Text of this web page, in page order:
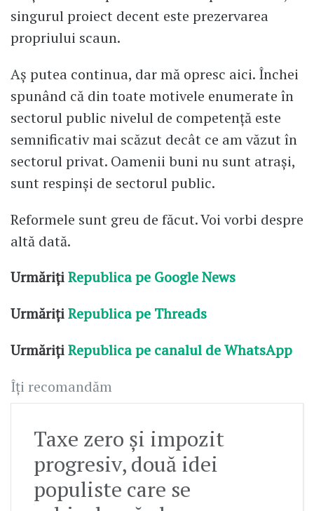
singurul proiect decent este prezervarea
propriului scaun.
Aș putea continua, dar mă opresc aici. Închei
spunând că din toate motivele enumerate în
sectorul public nivelul de competență este
semnificativ mai scăzut decât ce am văzut în
sectorul privat. Oamenii buni nu sunt atrași,
sunt respinși de sectorul public.
Reformele sunt greu de făcut. Voi vorbi despre
altă dată.
UrmărițiRepublica pe Google News
UrmărițiRepublica pe Threads
UrmărițiRepublica pe canalul de WhatsApp
Îți recomandăm
Taxe zero și impozit
progresiv, două idei
populiste care se